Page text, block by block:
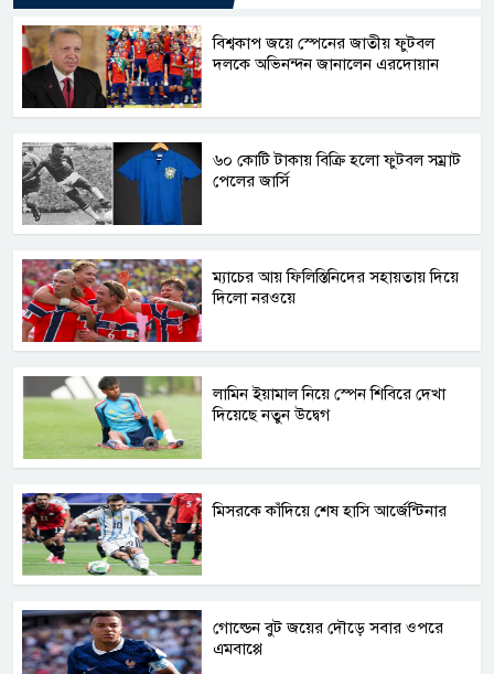
বিশ্বকাপ জয়ে স্পেনের জাতীয় ফুটবল
দলকে অভিনন্দন জানালেন এরদোয়ান
৬০ কোটি টাকায় বিক্রি হলো ফুটবল সম্রাট
পেলের জার্সি
ম্যাচের আয় ফিলিস্তিনিদের সহায়তায় দিয়ে
দিলো নরওয়ে
লামিন ইয়ামাল নিয়ে স্পেন শিবিরে দেখা
দিয়েছে নতুন উদ্বেগ
মিসরকে কাঁদিয়ে শেষ হাসি আর্জেন্টিনার
গোল্ডেন বুট জয়ের দৌড়ে সবার ওপরে
এমবাপ্পে